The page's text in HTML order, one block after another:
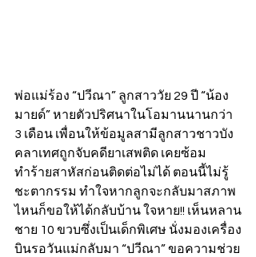
พ่อแม่ร้อง “ปวีณา” ลูกสาววัย 29 ปี “น้อง
มายด์” หายตัวปริศนาในโอมานนานกว่า
3 เดือน เพื่อนให้ข้อมูลสามีลูกสาวชาวบัง
คลาเทศถูกจับคดียาเสพติด เคยซ้อม
ทำร้ายสาหัสก่อนติดต่อไม่ได้ ตอนนี้ไม่รู้
ชะตากรรม ทำใจหากลูกจะกลับมาสภาพ
ไหนก็ขอให้ได้กลับบ้าน ใจหาย!! เห็นหลาน
ชาย 10 ขวบซึ่งเป็นเด็กพิเศษ นั่งมองเครื่อง
บินรอวันแม่กลับมา “ปวีณา” ขอความช่วย